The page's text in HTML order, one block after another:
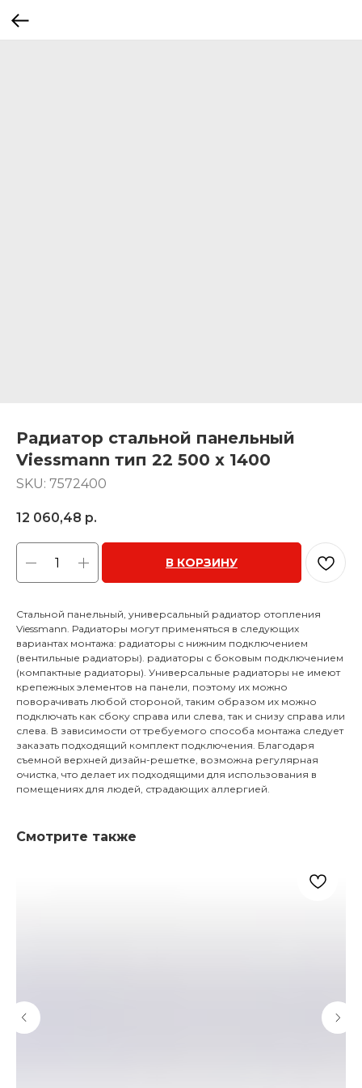
Радиатор стальной панельный
Viessmann тип 22 500 x 1400
SKU: 7572400
12 060,48 р.
В КОРЗИНУ
Стальной панельный, универсальный радиатор отопления
Viessmann. Радиаторы могут применяться в следующих
вариантах монтажа: радиаторы с нижним подключением
(вентильные радиаторы). радиаторы с боковым подключением
(компактные радиаторы). Универсальные радиаторы не имеют
крепежных элементов на панели, поэтому их можно
поворачивать любой стороной, таким образом их можно
подключать как сбоку справа или слева, так и снизу справа или
слева. В зависимости от требуемого способа монтажа следует
заказать подходящий комплект подключения. Благодаря
съемной верхней дизайн-решетке, возможна регулярная
очистка, что делает их подходящими для использования в
помещениях для людей, страдающих аллергией.
Смотрите также